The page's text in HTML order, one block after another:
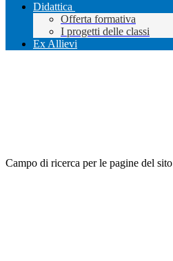
Didattica
Offerta formativa
I progetti delle classi
Ex Allievi
Campo di ricerca per le pagine del sito